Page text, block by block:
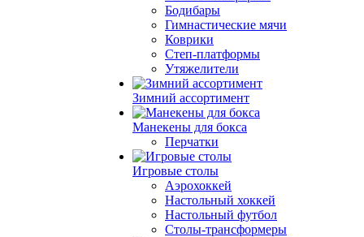
Бодибары
Гимнастические мячи
Коврики
Степ-платформы
Утяжелители
Зимний ассортимент
Манекены для бокса
Перчатки
Игровые столы
Аэрохоккей
Настольный хоккей
Настольный футбол
Столы-трансформеры